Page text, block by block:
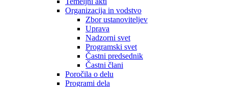
Organizacija in vodstvo
Zbor ustanoviteljev
Uprava
Nadzorni svet
Programski svet
Častni predsednik
Častni člani
Poročila o delu
Programi dela